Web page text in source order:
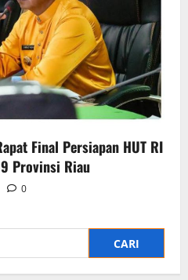
Final Persiapan HUT RI
Provinsi Riau
0